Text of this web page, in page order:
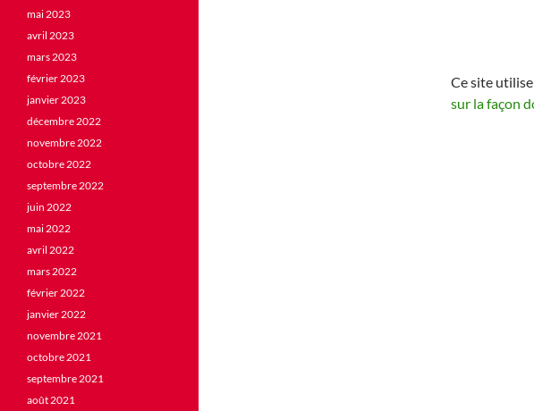
Ce site
sur la façon
mai 2023
avril 2023
mars 2023
février 2023
janvier 2023
décembre 2022
novembre 2022
octobre 2022
septembre 2022
juin 2022
mai 2022
avril 2022
mars 2022
février 2022
janvier 2022
novembre 2021
octobre 2021
septembre 2021
août 2021